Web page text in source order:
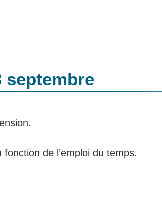
septembre
de l’emploi du temps.